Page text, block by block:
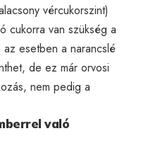
vércukorszint)
cukorra van szükség a
esetben a narancslé
de ez már orvosi
nem pedig a
való